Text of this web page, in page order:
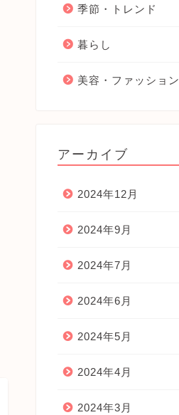
季節・トレンド
暮らし
美容・ファッション
アーカイブ
2024年12月
2024年9月
2024年7月
2024年6月
2024年5月
2024年4月
2024年3月